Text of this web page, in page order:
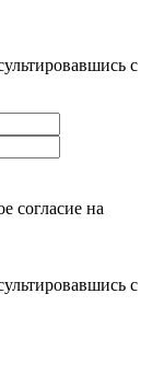
с
согласие на
с